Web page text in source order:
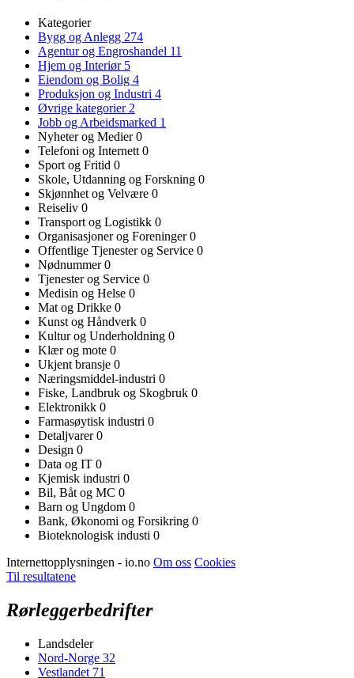
Kategorier
Bygg og Anlegg 274
Agentur og Engroshandel 11
Hjem og Interiør 5
Eiendom og Bolig 4
Produksjon og Industri 4
Øvrige kategorier 2
Jobb og Arbeidsmarked 1
Nyheter og Medier0
Telefoni og Internett 0
Sport og Fritid 0
Skole, Utdanning og Forskning 0
Skjønnhet og Velvære 0
Reiseliv 0
Transport og Logistikk 0
Organisasjoner og Foreninger0
Offentlige Tjenester og Service 0
Nødnummer0
Tjenester og Service 0
Medisin og Helse 0
Mat og Drikke 0
Kunst og Håndverk 0
Kultur og Underholdning 0
Klær og mote 0
Ukjent bransje 0
Næringsmiddel-industri 0
Fiske, Landbruk og Skogbruk 0
Elektronikk 0
Farmasøytisk industri 0
Detaljvarer0
Design 0
Data og IT 0
Kjemisk industri 0
Bil, Båt og MC 0
Barn og Ungdom 0
Bank, Økonomi og Forsikring 0
Bioteknologisk industi 0
Internettopplysningen - io.no Om oss Cookies
Til resultatene
Rørleggerbedrifter
Landsdeler
Nord-Norge 32
Vestlandet 71